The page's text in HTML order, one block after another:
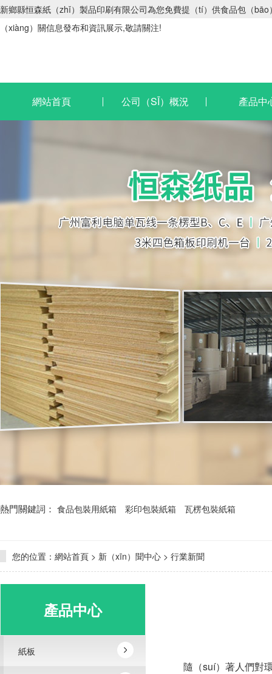
新鄉縣恒森紙（zhǐ）製品印刷有限公司為您免費提（tí）供食品包（
（xiàng）關信息發布和資訊展示,敬請關注!
網站首頁 公司（SĪ）概況 產品中
熱門關鍵詞： 食品包裝用紙箱 彩印包裝紙箱 瓦楞包裝紙箱
您的位置： 網站首頁 > 新（xīn）聞中心 > 行業新聞
產品中心
紙板
隨（suí）著人們對環